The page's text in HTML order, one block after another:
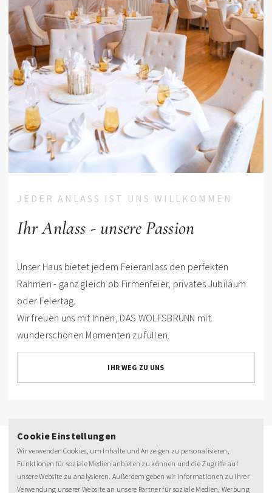
JEDER ANLASS IST UNS WILLKOMMEN
Ihr Anlass - unsere Passion
Unser Haus bietet jedem Feieranlass den perfekten
Rahmen - ganz gleich ob Firmenfeier, privates Jubiläum
oder Feiertag.
Wir freuen uns mit Ihnen, DAS WOLFSBRUNN mit
wunderschönen Momenten zu füllen.
IHR WEG ZU UNS
Cookie Einstellungen
Wir verwenden Cookies, um Inhalte und Anzeigen zu personalisieren,
Funktionen für soziale Medien anbieten zu können und die Zugriffe auf
unsere Website zu analysieren. Außerdem geben wir Informationen zu Ihrer
Verwendung unserer Website an unsere Partner für soziale Medien, Werbung